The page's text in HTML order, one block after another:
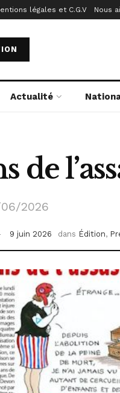
légales et C.G.V Nous
Actualité
de
06/2026
9 juin 2026 dans Édition,